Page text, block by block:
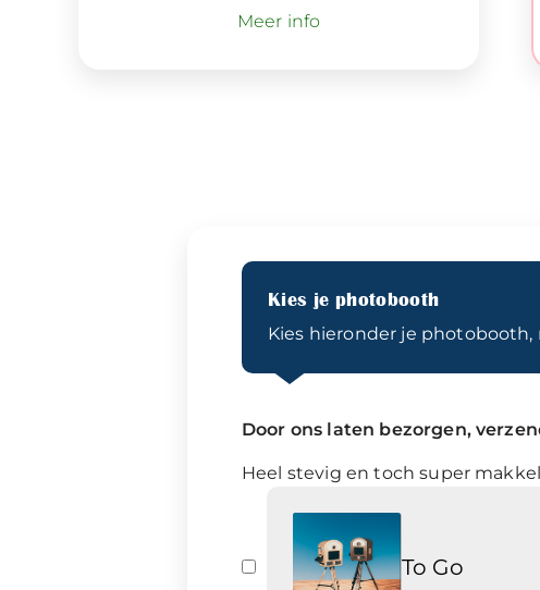
Meer info
Kies je photobooth
Kies hieronder je
Door ons laten bezorgen,
Heel stevig en toch super
To Go